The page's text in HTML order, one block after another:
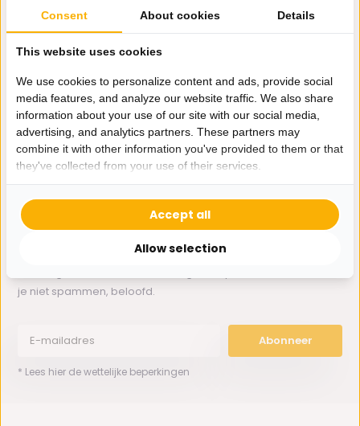
Whatsapp ons
0162-231130
klantenservice@bazaaronline.nl
je niet spammen, beloofd.
Abonneer
* Lees hier de wettelijke beperkingen
Consent About cookies Details
This website uses cookies
We use cookies to personalize content and ads, provide social
media features, and analyze our website traffic. We also share
information about your use of our site with our social media,
advertising, and analytics partners. These partners may
combine it with other information you've provided to them or that
they've collected from your use of their services.
Allow selection
Accept all